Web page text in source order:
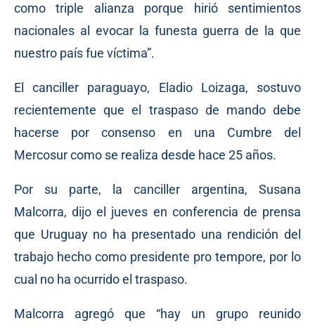
como triple alianza porque hirió sentimientos
nacionales al evocar la funesta guerra de la que
nuestro país fue víctima”.
El canciller paraguayo, Eladio Loizaga, sostuvo
recientemente que el traspaso de mando debe
hacerse por consenso en una Cumbre del
Mercosur como se realiza desde hace 25 años.
Por su parte, la canciller argentina, Susana
Malcorra, dijo el jueves en conferencia de prensa
que Uruguay no ha presentado una rendición del
trabajo hecho como presidente pro tempore, por lo
cual no ha ocurrido el traspaso.
Malcorra agregó que “hay un grupo reunido